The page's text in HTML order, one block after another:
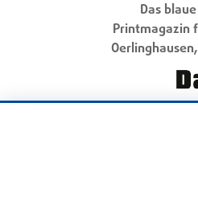
Das
Printmagazin